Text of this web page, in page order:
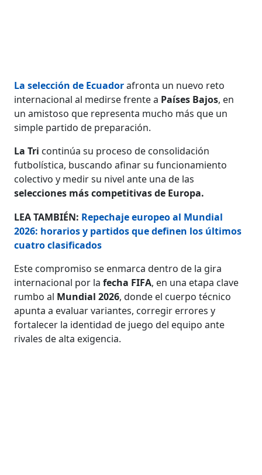
La selección de Ecuadorafronta un nuevo reto
internacional al medirse frente a Países Bajos, en
un amistoso que representa mucho más que un
simple partido de preparación.
La Tri continúa su proceso de consolidación
futbolística, buscando afinar su funcionamiento
colectivo y medir su nivel ante una de las
selecciones más competitivas de Europa.
LEA TAMBIÉN: Repechaje europeo al Mundial
2026: horarios y partidos que definen los últimos
cuatro clasificados
Este compromiso se enmarca dentro de la gira
internacional por lafecha FIFA, en una etapa clave
rumbo al Mundial 2026, donde el cuerpo técnico
apunta a evaluar variantes, corregir errores y
fortalecer la identidad de juego del equipo ante
rivales de alta exigencia.